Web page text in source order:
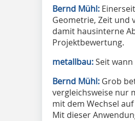
Bernd Mühl:
Geometrie, Zeit und
damit hausinterne
Projektbewertung.
metallbau:Seit wann
Bernd Mühl: Grob
vergleichsweise nur
mit dem Wechsel
Mit dieser